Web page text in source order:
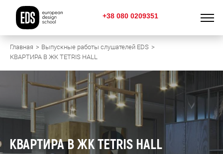
+38 080 0209351
Главная
Выпускные работы слушателей EDS
КВАРТИРА В ЖК TETRIS HALL
КВАРТИРА В ЖК TETRIS HALL